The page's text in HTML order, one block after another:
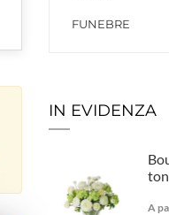
FUNEBRE
IN EVIDENZA
A